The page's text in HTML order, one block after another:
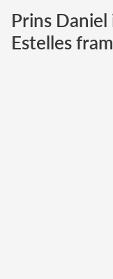
Prins
Estelles